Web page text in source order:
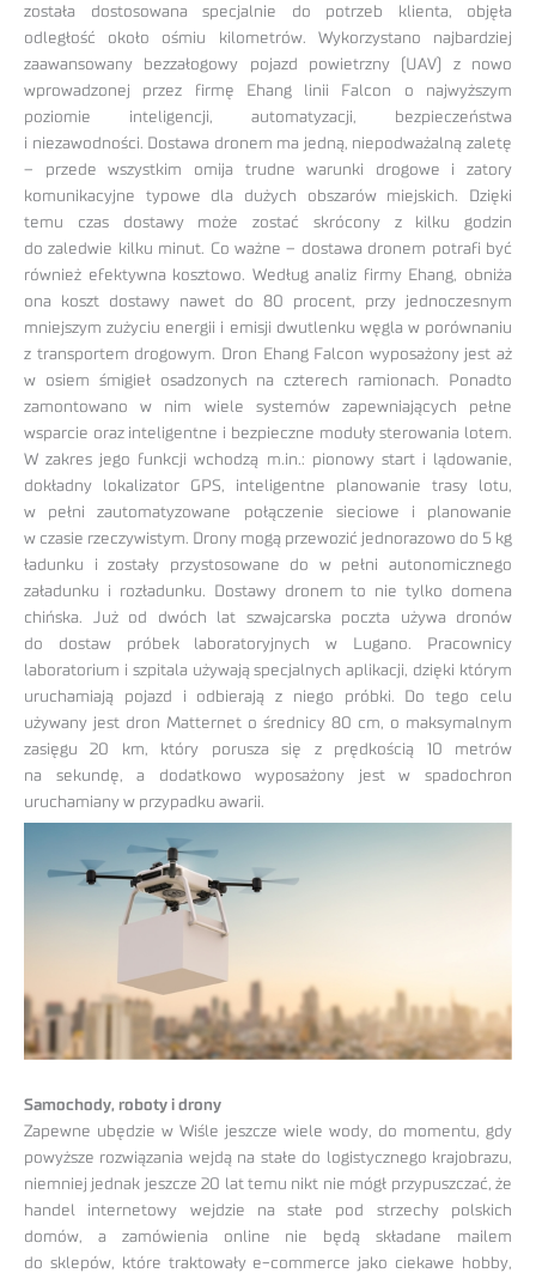
została dostosowana specjalnie do potrzeb klienta, objęła
odległość około ośmiu kilometrów. Wykorzystano najbardziej
zaawansowany bezzałogowy pojazd powietrzny (UAV) z nowo
wprowadzonej przez firmę Ehang linii Falcon o najwyższym
poziomie inteligencji, automatyzacji, bezpieczeństwa
i niezawodności. Dostawa dronem ma jedną, niepodważalną zaletę
– przede wszystkim omija trudne warunki drogowe i zatory
komunikacyjne typowe dla dużych obszarów miejskich. Dzięki
temu czas dostawy może zostać skrócony z kilku godzin
do zaledwie kilku minut. Co ważne – dostawa dronem potrafi być
również efektywna kosztowo. Według analiz firmy Ehang, obniża
ona koszt dostawy nawet do 80 procent, przy jednoczesnym
mniejszym zużyciu energii i emisji dwutlenku węgla w porównaniu
z transportem drogowym. Dron Ehang Falcon wyposażony jest aż
w osiem śmigieł osadzonych na czterech ramionach. Ponadto
zamontowano w nim wiele systemów zapewniających pełne
wsparcie oraz inteligentne i bezpieczne moduły sterowania lotem.
W zakres jego funkcji wchodzą m.in.: pionowy start i lądowanie,
dokładny lokalizator GPS, inteligentne planowanie trasy lotu,
w pełni zautomatyzowane połączenie sieciowe i planowanie
w czasie rzeczywistym. Drony mogą przewozić jednorazowo do 5 kg
ładunku i zostały przystosowane do w pełni autonomicznego
załadunku i rozładunku. Dostawy dronem to nie tylko domena
chińska. Już od dwóch lat szwajcarska poczta używa dronów
do dostaw próbek laboratoryjnych w Lugano. Pracownicy
laboratorium i szpitala używają specjalnych aplikacji, dzięki którym
uruchamiają pojazd i odbierają z niego próbki. Do tego celu
używany jest dron Matternet o średnicy 80 cm, o maksymalnym
zasięgu 20 km, który porusza się z prędkością 10 metrów
na sekundę, a dodatkowo wyposażony jest w spadochron
uruchamiany w przypadku awarii.
Samochody, roboty i drony
Zapewne ubędzie w Wiśle jeszcze wiele wody, do momentu, gdy
powyższe rozwiązania wejdą na stałe do logistycznego krajobrazu,
niemniej jednak jeszcze 20 lat temu nikt nie mógł przypuszczać, że
handel internetowy wejdzie na stałe pod strzechy polskich
domów, a zamówienia online nie będą składane mailem
do sklepów, które traktowały e-commerce jako ciekawe hobby,